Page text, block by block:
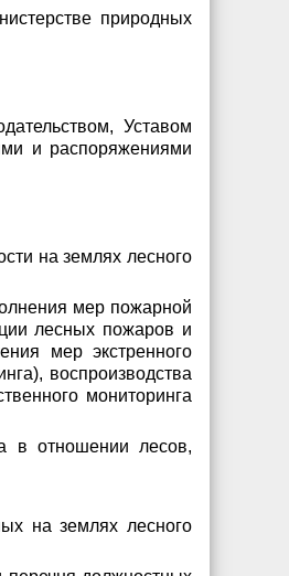
природных
Уставом
и распоряжениями
на землях лесного
мер пожарной
лесных пожаров и
мер экстренного
воспроизводства
мониторинга
в отношении лесов,
на землях лесного